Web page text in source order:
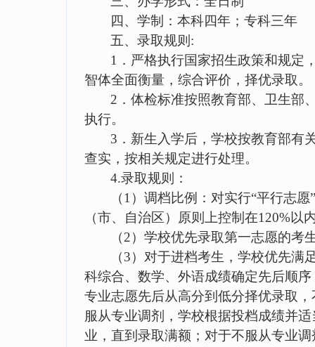
四、学制：本科四年；专科三年
五、录取规则 :
1 ．严格执行国家招生政策和规定
智体全面衡量，综合评价，择优录取。
2 ．体检标准按照教育部、卫生
执行。
3 ．新生入学后，学校按教育部
查实，按相关规定进行处理。
4.录取规则：
（1 ）调档比例：对实行“平行志
（市、自治区）原则上控制在120%以
（2）学校优先录取第一志愿的考
（3）对于进档考生，学校优先满
科综合、数学、外语成绩确定先后顺
专业志愿先后从高分到低分择优录取
服从专业调剂，学校根据投档成绩并
业，直到录取满额；对于不服从专业